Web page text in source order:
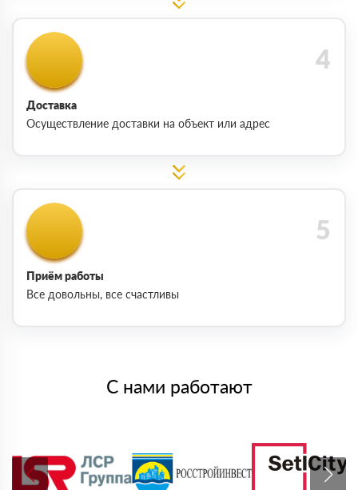
Доставка
Осуществление доставки на объект или адрес
Приём работы
Все довольны, все счастливы
С нами работают